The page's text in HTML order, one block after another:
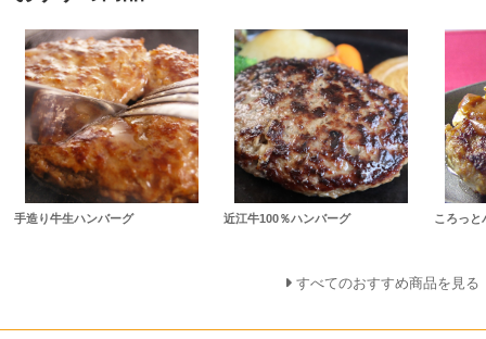
手造り牛生ハンバーグ 近江牛100％ハンバーグ ころっと
すべてのおすすめ商品を見る